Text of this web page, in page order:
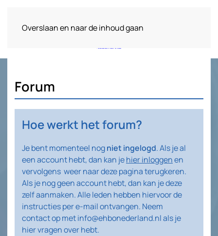
Overslaan en naar de inhoud gaan
Forum
Hoe werkt het forum?
Je bent momenteel nogniet ingelogd. Als je al
een account hebt, dan kan jehier inloggenen
vervolgens weer naar deze pagina terugkeren.
Als je nog geen account hebt, dan kan je deze
zelf aanmaken. Alle leden hebben hiervoor de
instructies per e-mail ontvangen. Neem
contact op met info@ehbonederland.nl als je
hier vragen over hebt.